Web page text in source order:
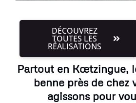
DÉCOUVREZ
TOUTES LES
RÉALISATIONS
Partout en Kœtzingue,
benne près de chez
agissons pour